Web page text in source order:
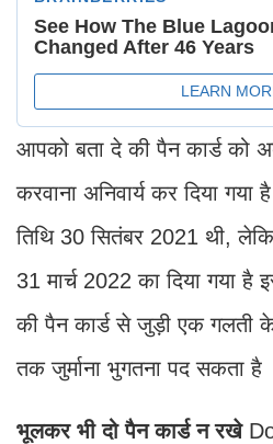
आपको बता दे की पैन कार्ड को
करवाना अनिवार्य कर दिया
तिथि 30 सितंबर 2021 थी,
31 मार्च 2022 का दिया गया
की पैन कार्ड से जुड़ी एक गलती
तक जुर्माना भुगतना पद सकता है
भूलकर भी दो पैन कार्ड न रखे